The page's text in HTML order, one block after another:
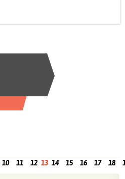
10 11 12 13 14 15 16 17 18